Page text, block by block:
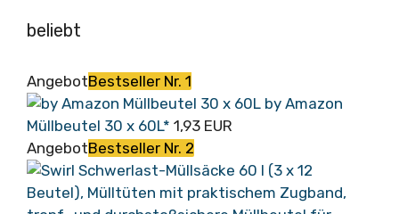
beliebt
AngebotBestseller Nr. 1
by Amazon
Müllbeutel 30 x 60L* 1,93 EUR
AngebotBestseller Nr. 2